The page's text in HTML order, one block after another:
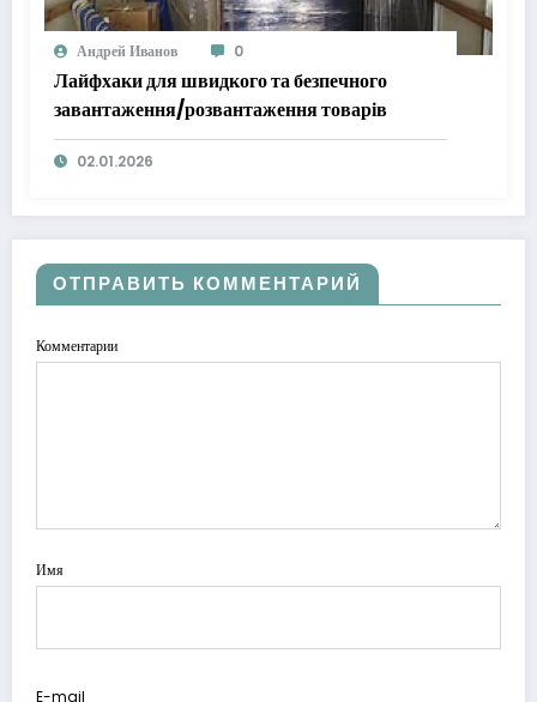
Андрей Иванов 0
Лайфхаки для швидкого та безпечного
завантаження/розвантаження товарів
02.01.2026
ОТПРАВИТЬ КОММЕНТАРИЙ
Комментарии
Имя
E-mail